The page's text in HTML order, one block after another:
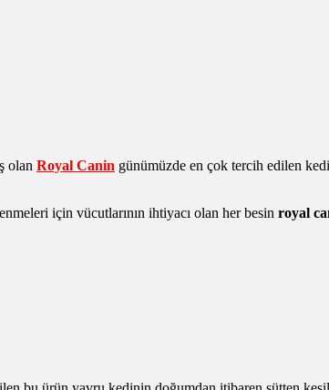
olan Royal Canin günümüzde en çok tercih edilen
için vücutlarının ihtiyacı olan her besin royal